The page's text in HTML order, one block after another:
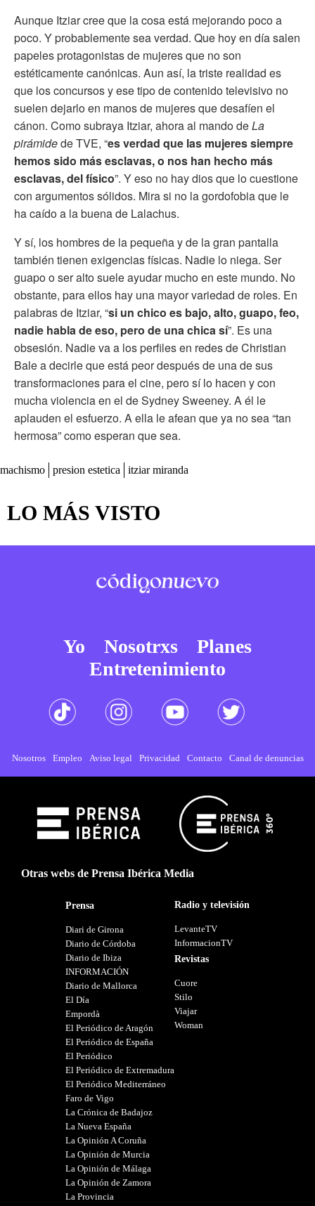
Aunque Itziar cree que la cosa está mejorando poco a
poco. Y probablemente sea verdad. Que hoy en día salen
papeles protagonistas de mujeres que no son
estéticamente canónicas. Aun así, la triste realidad es
que los concursos y ese tipo de contenido televisivo no
suelen dejarlo en manos de mujeres que desafíen el
cánon. Como subraya Itziar, ahora al mando deLa
pirámidede TVE, “es verdad que las mujeres siempre
hemos sido más esclavas, o nos han hecho más
esclavas, del físico”. Y eso no hay dios que lo cuestione
con argumentos sólidos. Mira si no la gordofobia que le
ha caído a la buena de Lalachus.
Y sí, los hombres de la pequeña y de la gran pantalla
también tienen exigencias físicas. Nadie lo niega. Ser
guapo o ser alto suele ayudar mucho en este mundo. No
obstante, para ellos hay una mayor variedad de roles. En
palabras de Itziar, “si un chico es bajo, alto, guapo, feo,
nadie habla de eso, pero de una chica sí”. Es una
obsesión. Nadie va a los perfiles en redes de Christian
Bale a decirle que está peor después de una de sus
transformaciones para el cine, pero sí lo hacen y con
mucha violencia en el de Sydney Sweeney. A él le
aplauden el esfuerzo. A ella le afean que ya no sea “tan
hermosa” como esperan que sea.
machismo presion estetica itziar miranda
LO MÁS VISTO
Yo Nosotrxs
Planes
Entretenimiento
Nosotros Empleo Aviso legal Privacidad Contacto Canal de denuncias
Otras webs de Prensa Ibérica Media
Prensa
Diari de Girona
Diario de Córdoba
Diario de Ibiza
INFORMACIÓN
Diario de Mallorca
El Día
Empordà
El Periódico de Aragón
El Periódico de España
El Periódico
El Periódico de Extremadura
El Periódico Mediterráneo
Faro de Vigo
La Crónica de Badajoz
La Nueva España
La Opinión A Coruña
La Opinión de Murcia
La Opinión de Málaga
La Opinión de Zamora
La Provincia
Radio y televisión
LevanteTV
InformacionTV
Revistas
Cuore
Stilo
Viajar
Woman